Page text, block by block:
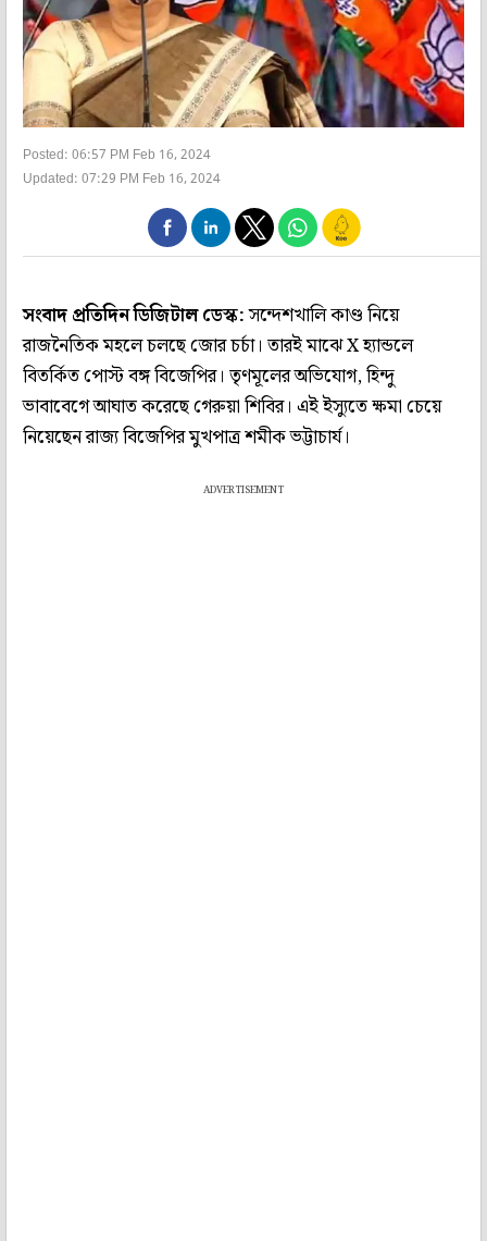
Posted: 06:57 PM Feb 16, 2024
Updated: 07:29 PM Feb 16, 2024
সংবাদ প্রতিদিন ডিজিটাল ডেস্ক:সন্দেশখালি কাণ্ড নিয়ে
রাজনৈতিক মহলে চলছে জোর চর্চা। তারই মাঝে X হ্যান্ডলে
বিতর্কিত পোস্ট বঙ্গ বিজেপির। তৃণমূলের অভিযোগ, হিন্দু
ভাবাবেগে আঘাত করেছে গেরুয়া শিবির। এই ইস্যুতে ক্ষমা চেয়ে
নিয়েছেন রাজ্য বিজেপির মুখপাত্র শমীক ভট্টাচার্য।
ADVERTISEMENT